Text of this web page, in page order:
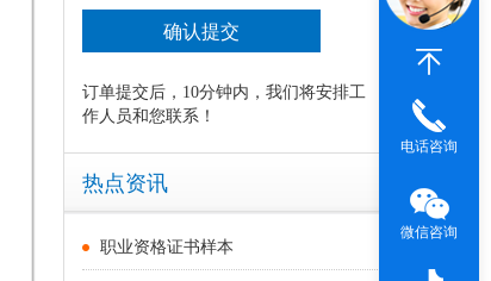
订单提交后，10分钟内，我们将安排工
作人员和您联系！
热点资讯
职业资格证书样本
电话咨询
微信咨询